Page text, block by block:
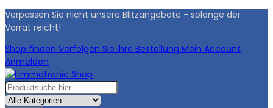
Verpassen Sie nicht unsere Blitzangebote - solange der
Vorrat reicht!
Shop finden Verfolgen Sie Ihre Bestellung Mein Account
Anmelden